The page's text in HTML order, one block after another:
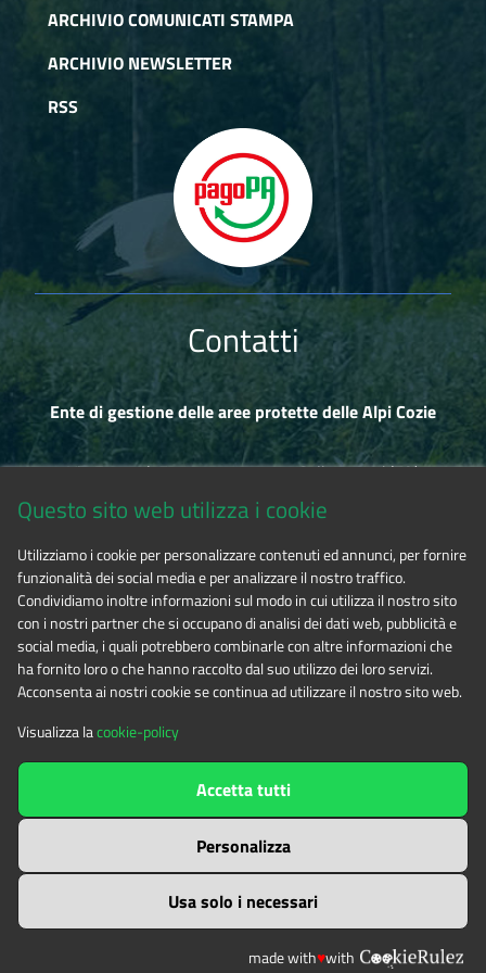
ARCHIVIO COMUNICATI STAMPA
ARCHIVIO NEWSLETTER
RSS
Contatti
Ente di gestione delle aree protette delle Alpi Cozie
Via Fransuà Fontan, 1 - 10050 Salbertrand (TO)
Tel. 0122.854720
E-mailalpicozie@cert.ruparpiemonte.it
The contents of this websitebyEnte di gestione delle aree
protette delle Alpi Cozieis licensed under
Attribution-NonCommercial-NoDerivatives 4.0 International
Questo sito web utilizza i cookie
Utilizziamo i cookie per personalizzare contenuti ed annunci, per fornire
funzionalità dei social media e per analizzare il nostro traffico.
Condividiamo inoltre informazioni sul modo in cui utilizza il nostro sito
con i nostri partner che si occupano di analisi dei dati web, pubblicità e
social media, i quali potrebbero combinarle con altre informazioni che
ha fornito loro o che hanno raccolto dal suo utilizzo dei loro servizi.
Acconsenta ai nostri cookie se continua ad utilizzare il nostro sito web.
Visualizza lacookie-policy
Usa solo i necessari
Personalizza
Accetta tutti
made with♥with